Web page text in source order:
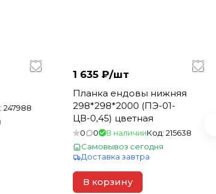
247988
1 635 ₽/шт
Планка ендовы нижняя
298*298*2000 (ПЭ-01-
ЦВ-0,45) цветная
0 0 В наличииКод: 215638
Самовывоз сегодня
Доставка завтра
В корзину